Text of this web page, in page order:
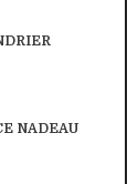
NADEAU